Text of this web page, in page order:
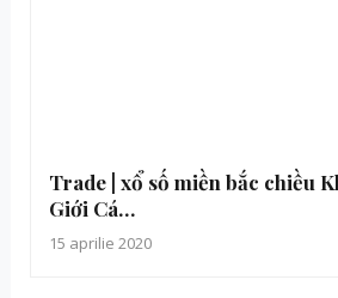
Trade | xổ số miền bắc chiều
Giới Cá…
15 aprilie 2020